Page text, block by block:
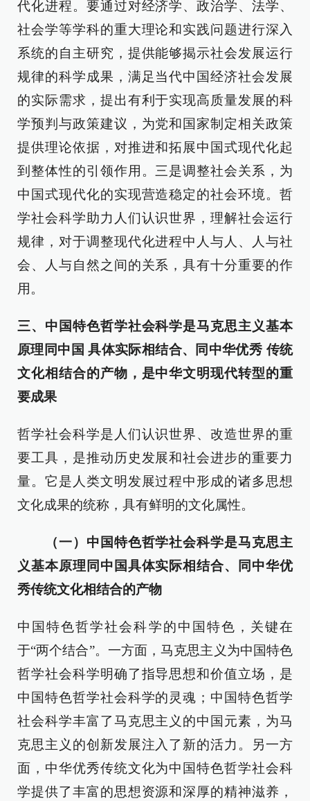
代化进程。要通过对经济学、政治学、法学、
社会学等学科的重大理论和实践问题进行深入
系统的自主研究，提供能够揭示社会发展运行
规律的科学成果，满足当代中国经济社会发展
的实际需求，提出有利于实现高质量发展的科
学预判与政策建议，为党和国家制定相关政策
提供理论依据，对推进和拓展中国式现代化起
到整体性的引领作用。三是调整社会关系，为
中国式现代化的实现营造稳定的社会环境。哲
学社会科学助力人们认识世界，理解社会运行
规律，对于调整现代化进程中人与人、人与社
会、人与自然之间的关系，具有十分重要的作
用。
三、中国特色哲学社会科学是马克思主义基本
原理同中国 具体实际相结合、同中华优秀 传统
文化相结合的产物，是中华文明现代转型的重
要成果
哲学社会科学是人们认识世界、改造世界的重
要工具，是推动历史发展和社会进步的重要力
量。它是人类文明发展过程中形成的诸多思想
文化成果的统称，具有鲜明的文化属性。
（一）中国特色哲学社会科学是马克思主
义基本原理同中国具体实际相结合、同中华优
秀传统文化相结合的产物
中国特色哲学社会科学的中国特色，关键在
于“两个结合”。一方面，马克思主义为中国特色
哲学社会科学明确了指导思想和价值立场，是
中国特色哲学社会科学的灵魂；中国特色哲学
社会科学丰富了马克思主义的中国元素，为马
克思主义的创新发展注入了新的活力。另一方
面，中华优秀传统文化为中国特色哲学社会科
学提供了丰富的思想资源和深厚的精神滋养，